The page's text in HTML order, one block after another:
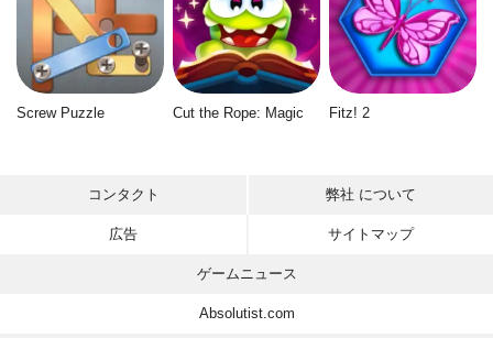
Screw Puzzle Cut the Rope: Magic Fitz! 2
コンタクト 弊社 について
広告 サイトマップ
ゲームニュース
Absolutist.com